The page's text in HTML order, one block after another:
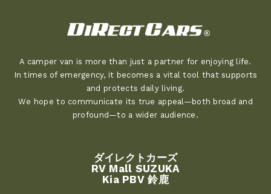
A camper van is more than just a partner for enjoying life.
In times of emergency, it becomes a vital tool that supports
and protects daily living.
We hope to communicate its true appeal—both broad and
profound—to a wider audience.
ダイレクトカーズ
RV Mall SUZUKA
Kia PBV 鈴鹿